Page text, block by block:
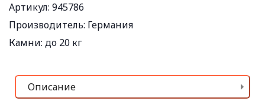
Артикул: 945786
Производитель: Германия
Камни: до 20 кг
Описание